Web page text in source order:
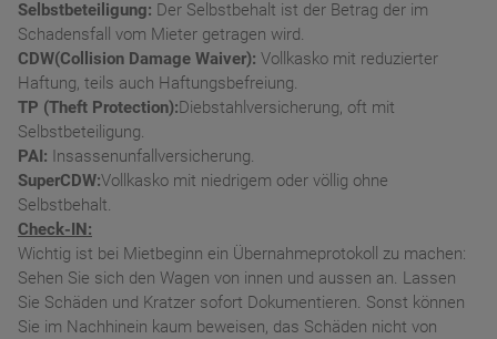
Selbstbeteiligung: Der Selbstbehalt ist der Betrag der im
Schadensfall vom Mieter getragen wird.
CDW(Collision Damage Waiver): Vollkasko mit reduzierter
Haftung, teils auch Haftungsbefreiung.
TP (Theft Protection):Diebstahlversicherung, oft mit
Selbstbeteiligung.
PAI: Insassenunfallversicherung.
SuperCDW:Vollkasko mit niedrigem oder völlig ohne
Selbstbehalt.
Check-IN:
Wichtig ist bei Mietbeginn ein Übernahmeprotokoll zu machen:
Sehen Sie sich den Wagen von innen und aussen an. Lassen
Sie Schäden und Kratzer sofort Dokumentieren. Sonst können
Sie im Nachhinein kaum beweisen, das Schäden nicht von